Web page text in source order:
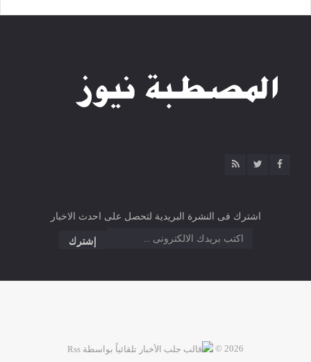
اشترك فى النشرة البريدية لتحصل على احدث الاخبار
2026 ©